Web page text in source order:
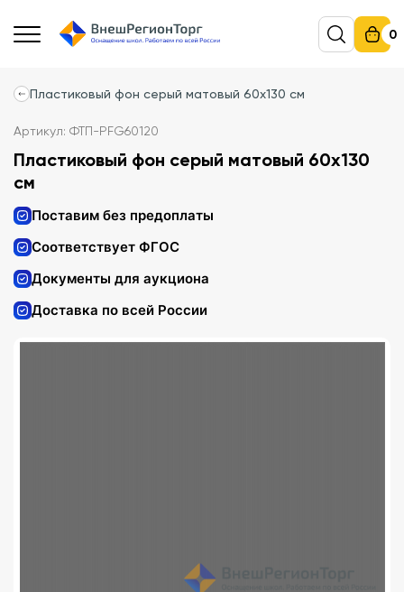
0
Пластиковый фон серый матовый 60x130 см
Артикул: ФТП-PFG60120
Пластиковый фон серый матовый 60x130
см
Поставим без предоплаты
Соответствует ФГОС
Документы для аукциона
Доставка по всей России